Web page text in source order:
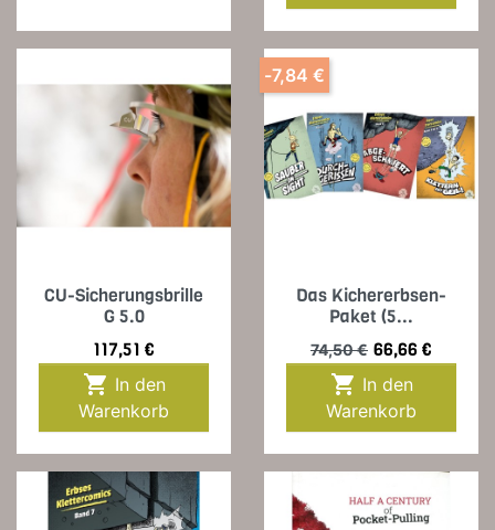
CU-Sicherungsbrille
G 5.0
Preis
117,51 €

Warenkorb
Das Kichererbsen-
Paket (5...
Verkaufspreis
74,50 € Preis
66,66 €

Warenkorb
-7,84 €